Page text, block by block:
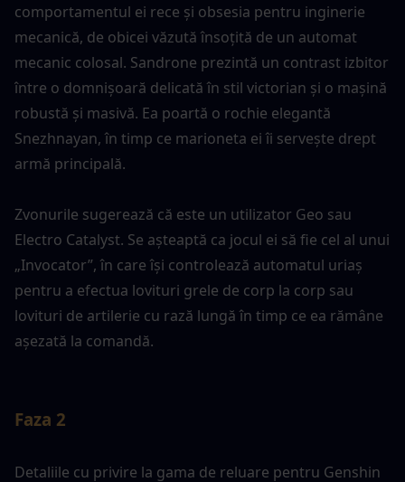
comportamentul ei rece și obsesia pentru inginerie
mecanică, de obicei văzută însoțită de un automat
mecanic colosal. Sandrone prezintă un contrast izbitor
între o domnișoară delicată în stil victorian și o mașină
robustă și masivă. Ea poartă o rochie elegantă
Snezhnayan, în timp ce marioneta ei îi servește drept
armă principală.
Zvonurile sugerează că este un utilizator Geo sau
Electro Catalyst. Se așteaptă ca jocul ei să fie cel al unui
„Invocator”, în care își controlează automatul uriaș
pentru a efectua lovituri grele de corp la corp sau
lovituri de artilerie cu rază lungă în timp ce ea rămâne
așezată la comandă.
Faza 2
Detaliile cu privire la gama de reluare pentru Genshin